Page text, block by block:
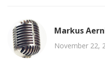
Markus
November 22,